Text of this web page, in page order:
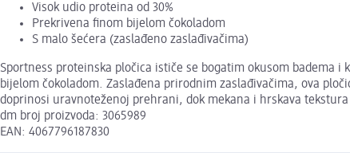
Visok udio proteina od 30%
Prekrivena finom bijelom čokoladom
S malo šećera (zaslađeno zaslađivačima)
Sportness proteinska pločica ističe se bogatim okusom badema
bijelom čokoladom. Zaslađena prirodnim zaslađivačima, ova
doprinosi uravnoteženoj prehrani, dok mekana i hrskava
dm broj proizvoda: 3065989
EAN: 4067796187830